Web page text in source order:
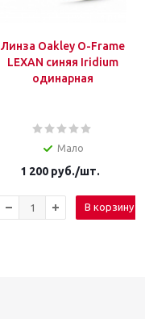
Линза Oakley O-Frame
LEXAN синяя Iridium
одинарная
Мало
1 200руб./шт.
В корзину